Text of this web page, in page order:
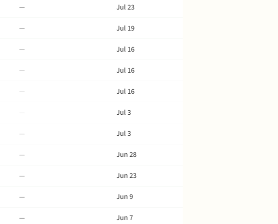
—
Jul 23
—
Jul 19
—
Jul 16
—
Jul 16
—
Jul 16
—
Jul 3
—
Jul 3
—
Jun 28
—
Jun 23
—
Jun 9
—
Jun 7